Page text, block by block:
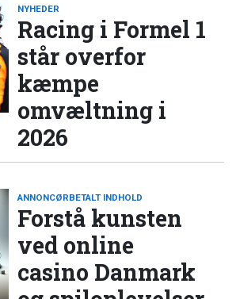
NYHEDER
Racing i Formel 1
står overfor
kæmpe
omvæltning i
2026
ANNONCØRBETALT INDHOLD
Forstå kunsten
ved online
casino Danmark